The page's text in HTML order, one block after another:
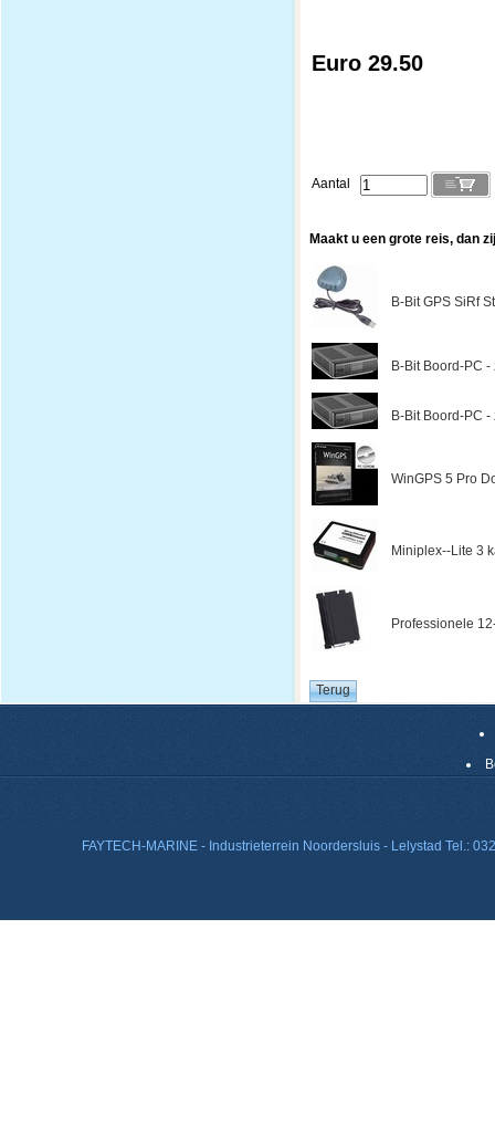
Euro 29.50
Aantal
Maakt u een grote reis, dan
B-Bit GPS SiRf
B-Bit Boord-PC
B-Bit Boord-PC
WinGPS 5 Pro
Miniplex--Lite 3
Professionele
FAYTECH-MARINE - Industrieterrein Noordersluis - Lelystad Tel.: